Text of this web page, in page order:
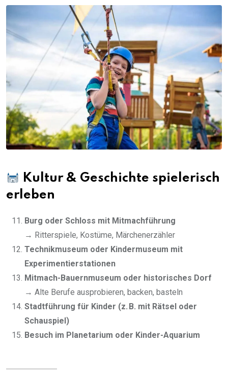
Kultur & Geschichte spielerisch
erleben
Burg oder Schloss mit Mitmachführung
→ Ritterspiele, Kostüme, Märchenerzähler
Technikmuseum oder Kindermuseum mit
Experimentierstationen
Mitmach-Bauernmuseum oder historisches Dorf
→ Alte Berufe ausprobieren, backen, basteln
Stadtführung für Kinder (z. B. mit Rätsel oder
Schauspiel)
Besuch im Planetarium oder Kinder-Aquarium